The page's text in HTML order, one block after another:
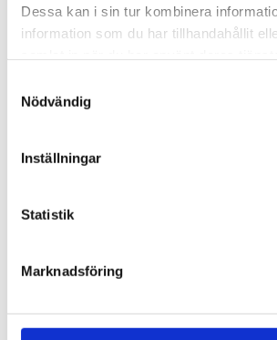
Dessa kan i sin tur kombinera
information som du har tillhandahållit
Nödvändig
Inställningar
Statistik
Marknadsföring
TJÄNSTER BOKA